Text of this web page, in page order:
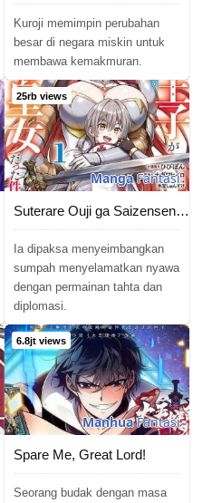
Kuroji memimpin perubahan
besar di negara miskin untuk
membawa kemakmuran.
25rb views
MangaFantasi
Suterare Ouji ga Saizensen de Tekikoku no Heishi wo Chiryou Shitara Jitsu wa Dainana Oujo datta Ken
Ia dipaksa menyeimbangkan
sumpah menyelamatkan nyawa
dengan permainan tahta dan
diplomasi.
6.8jt views
ManhuaFantasi
Spare Me, Great Lord!
Seorang budak dengan masa